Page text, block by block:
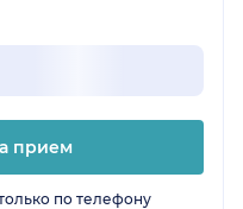
прием
по телефону